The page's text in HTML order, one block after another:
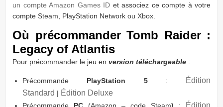
un compte Amazon Games ID et associez ce compte à votre
compte Steam, PlayStation Network ou Xbox.
Où précommander Tomb Raider :
Legacy of Atlantis
Pour précommander le jeu en version téléchargeable :
Précommande PlayStation 5:
Édition
Standard | Édition Deluxe
Précommande PC (Amazon – code Steam) :
Édition